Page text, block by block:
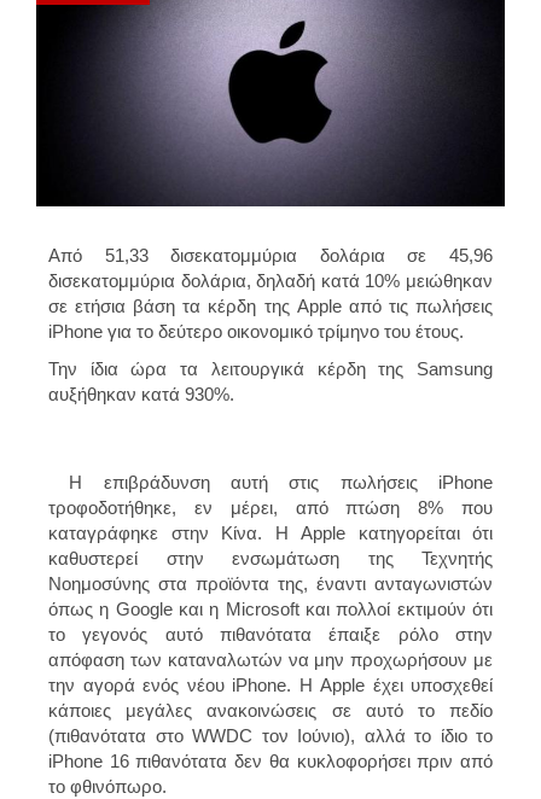
Από 51,33 δισεκατομμύρια δολάρια σε 45,96
δισεκατομμύρια δολάρια, δηλαδή κατά 10% μειώθηκαν
σε ετήσια βάση τα κέρδη της Apple από τις πωλήσεις
iPhone για το δεύτερο οικονομικό τρίμηνο του έτους.
Την ίδια ώρα τα λειτουργικά κέρδη της Samsung
αυξήθηκαν κατά 930%.
Η επιβράδυνση αυτή στις πωλήσεις iPhone
τροφοδοτήθηκε, εν μέρει, από πτώση 8% που
καταγράφηκε στην Κίνα. Η Apple κατηγορείται ότι
καθυστερεί στην ενσωμάτωση της Τεχνητής
Νοημοσύνης στα προϊόντα της, έναντι ανταγωνιστών
όπως η Google και η Microsoft και πολλοί εκτιμούν ότι
το γεγονός αυτό πιθανότατα έπαιξε ρόλο στην
απόφαση των καταναλωτών να μην προχωρήσουν με
την αγορά ενός νέου iPhone. Η Apple έχει υποσχεθεί
κάποιες μεγάλες ανακοινώσεις σε αυτό το πεδίο
(πιθανότατα στο WWDC τον Ιούνιο), αλλά το ίδιο το
iPhone 16 πιθανότατα δεν θα κυκλοφορήσει πριν από
το φθινόπωρο.